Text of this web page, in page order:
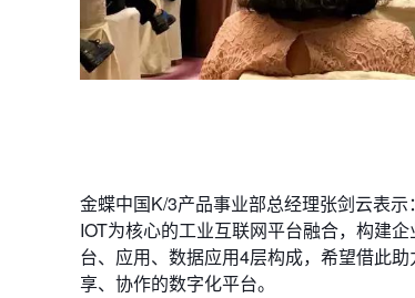
金蝶中国K/3产品事业部总经理张剑云表
IOT为核心的工业互联网平台融合，构建
台、应用、数据应用4层构成，希望借此
享、协作的数字化平台。